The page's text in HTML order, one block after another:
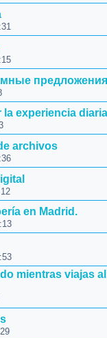
предложения
la experiencia diaria
archivos
en Madrid.
mientras viajas al